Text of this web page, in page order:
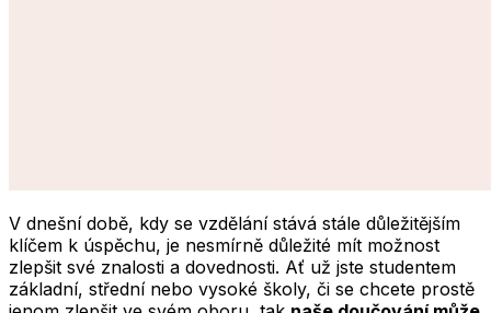
V dnešní době, kdy se vzdělání stává stále důležitějším
klíčem k úspěchu, je nesmírně důležité mít možnost
zlepšit své znalosti a dovednosti. Ať už jste studentem
základní, střední nebo vysoké školy, či se chcete prostě